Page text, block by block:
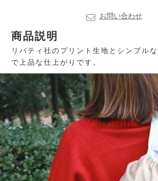
お問い合わせ
商品説明
リバティ社のプリント生地とシンプル
で上品な仕上がりです。